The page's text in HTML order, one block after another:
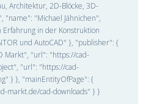
Architektur, 2D-Blöcke, 3D-
"name": "Michael Jähnichen",
in der Konstruktion
und AutoCAD" }, "publisher": {
Markt", "url": "https://cad-
"url": "https://cad-
} }, "mainEntityOfPage": {
markt.de/cad-downloads" } }